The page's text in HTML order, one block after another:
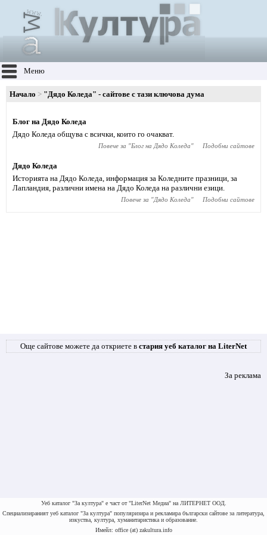
Меню
Начало "Дядо Коледа" - сайтове с тази ключова дума
Блог на Дядо Коледа
Дядо Коледа общува с всички, които го очакват.
Повече за "Блог на Дядо Коледа" Подобни сайтове
Дядо Коледа
Историята на Дядо Коледа, информация за Коледните празници, за
Лапландия, различни имена на Дядо Коледа на различни езици.
Повече за "Дядо Коледа" Подобни сайтове
Още сайтове можете да откриете в стария уеб каталог на LiterNet
За реклама
Уеб каталог "За култура" е част от "LiterNet Медиа" на ЛИТЕРНЕТ ООД.
Специализираният уеб каталог "За култура" популяризира и рекламира български сайтове за литература,
изкуства, култура, хуманитаристика и образование.
Имейл: office (at) zakultura.info